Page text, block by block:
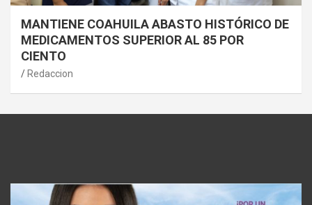
MANTIENE COAHUILA ABASTO HISTÓRICO DE
MEDICAMENTOS SUPERIOR AL 85 POR
CIENTO
Redaccion